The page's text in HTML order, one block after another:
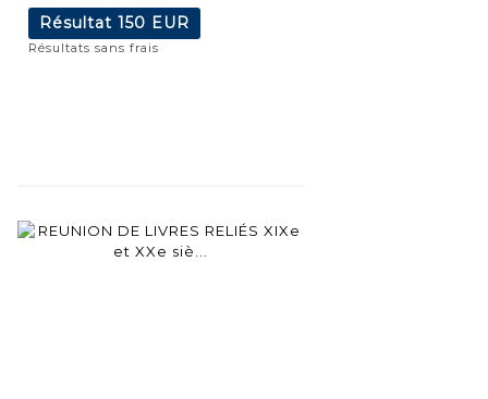
Résultat 150 EUR
Résultats sans frais